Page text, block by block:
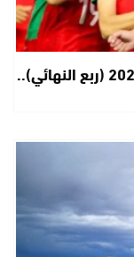
كأس أمم إفريقيا للسيدات – المغرب 2026 (ربع النهائي)..